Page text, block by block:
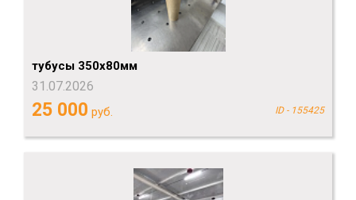
тубусы 350х80мм
31.07.2026
25 000 руб. ID - 155425